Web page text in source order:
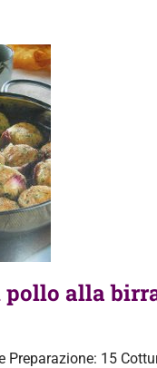
pollo alla
Preparazione: 15